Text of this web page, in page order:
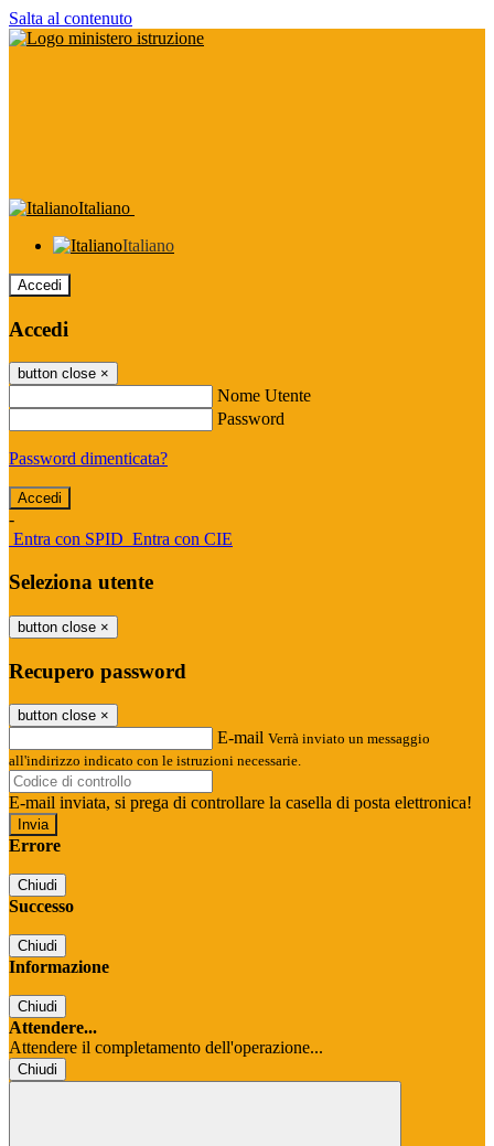
Salta al contenuto
Italiano
Italiano
Accedi
Accedi
button close ×
Nome Utente
Password
Password dimenticata?
-
Entra con SPID Entra con CIE
Seleziona utente
button close ×
Recupero password
button close ×
E-mail Verrà inviato un messaggio
all'indirizzo indicato con le istruzioni necessarie.
E-mail inviata, si prega di controllare la casella di posta elettronica!
Errore
Chiudi
Successo
Chiudi
Informazione
Chiudi
Attendere...
Attendere il completamento dell'operazione...
Chiudi